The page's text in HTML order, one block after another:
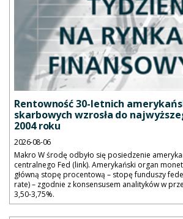
Rentowność 30-letnich
skarbowych wzrosła do
2004 roku
2026-08-06
Makro W środę odbyło się posiedzenie
centralnego Fed (link). Amerykański organ
główną stopę procentową – stopę funduszy
rate) – zgodnie z konsensusem analityków w
3,50-3,75%.